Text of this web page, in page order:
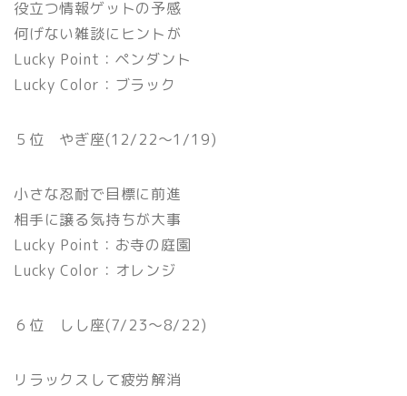
役立つ情報ゲットの予感
何げない雑談にヒントが
Lucky Point：ペンダント
Lucky Color：ブラック
５位 やぎ座(12/22〜1/19)
小さな忍耐で目標に前進
相手に譲る気持ちが大事
Lucky Point：お寺の庭園
Lucky Color：オレンジ
６位 しし座(7/23〜8/22)
リラックスして疲労解消